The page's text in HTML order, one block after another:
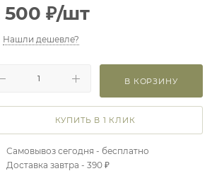
500 ₽/шт
Нашли дешевле?
В КОРЗИНУ
КУПИТЬ В 1 КЛИК
Самовывоз сегодня - бесплатно
Доставка завтра - 390 ₽